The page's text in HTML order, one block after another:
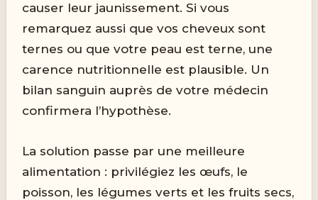
causer leur jaunissement. Si vous
remarquez aussi que vos cheveux sont
ternes ou que votre peau est terne, une
carence nutritionnelle est plausible. Un
bilan sanguin auprès de votre médecin
confirmera l’hypothèse.
La solution passe par une meilleure
alimentation : privilégiez les œufs, le
poisson, les légumes verts et les fruits secs,